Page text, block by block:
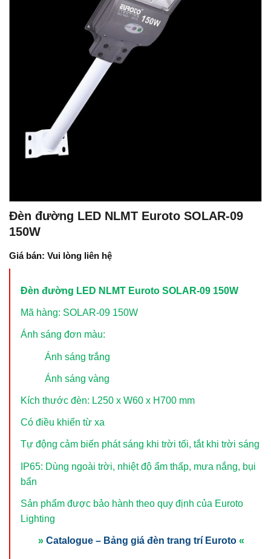
Đèn đường LED NLMT Euroto SOLAR-09
150W
Giá bán: Vui lòng liên hệ
Đèn đường LED NLMT Euroto SOLAR-09 150W
Mã hàng: SOLAR-09 150W
Ánh sáng đơn màu:
Ánh sáng trắng
Ánh sáng vàng
Kích thước đèn: L250 x W60 x H700 mm
Có điều khiển từ xa
Tự động cảm biến phát sáng khi trời tối, tắt khi trời sáng
IP65: Dùng ngoài trời, nhiệt độ ẩm thấp, mưa nắng, bụi
bẩn
Sản phẩm được bảo hành theo quy định của Euroto
Lighting
» Catalogue – Bảng giá đèn trang trí Euroto «